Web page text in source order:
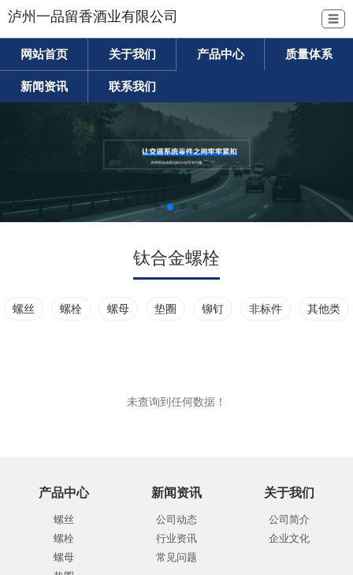
泸州一品留香酒业有限公司 ☰
网站首页 关于我们 产品中心 质量体系
新闻资讯 联系我们
钛合金螺栓
螺丝 螺栓 螺母 垫圈 铆钉 非标件 其他类
未查询到任何数据！
产品中心
螺丝
螺栓
螺母
新闻资讯
公司动态
行业资讯
常见问题
关于我们
公司简介
企业文化